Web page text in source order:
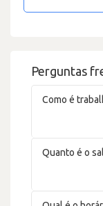
Perguntas
Como é
Quanto é o